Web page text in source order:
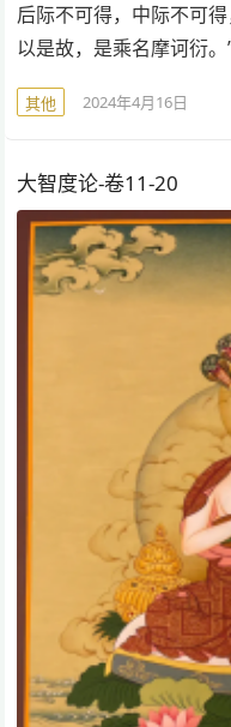
后际不可得，中际不可
以是故，是乘名摩诃
其他 2024年4月16日
大智度论-卷11-20